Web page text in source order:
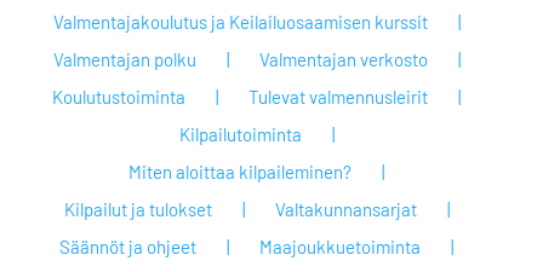
Valmentajakoulutus ja Keilailuosaamisen kurssit
Valmentajan polku
Valmentajan verkosto
Koulutustoiminta
Tulevat valmennusleirit
Kilpailutoiminta
Miten aloittaa kilpaileminen?
Kilpailut ja tulokset
Valtakunnansarjat
Säännöt ja ohjeet
Maajoukkuetoiminta